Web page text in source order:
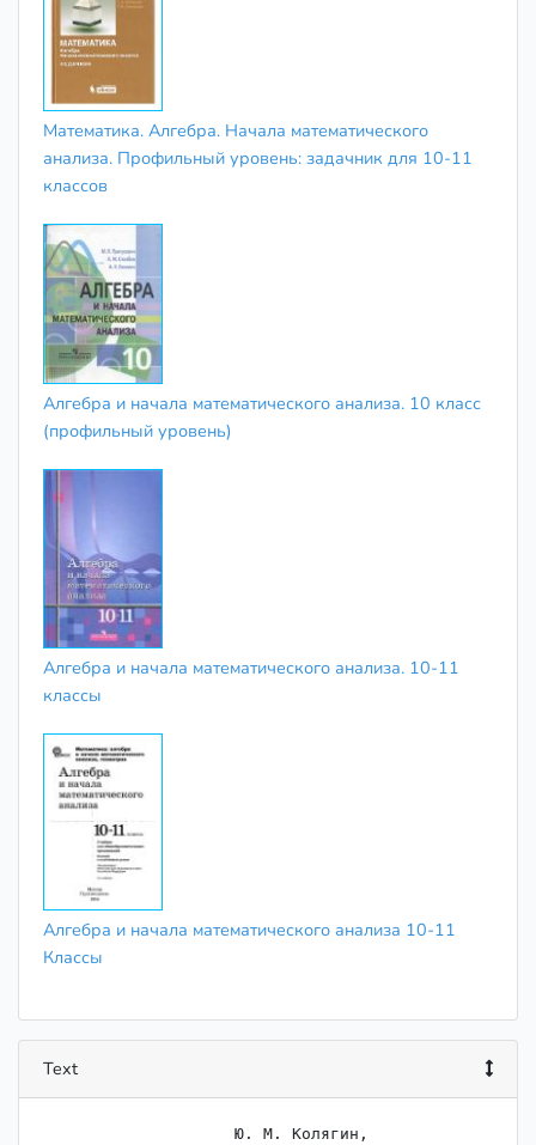
Математика. Алгебра. Начала математического
анализа. Профильный уровень: задачник для 10-11
классов
Алгебра и начала математического анализа. 10 класс
(профильный уровень)
Алгебра и начала математического анализа. 10-11
классы
Алгебра и начала математического анализа 10-11
Классы
Text